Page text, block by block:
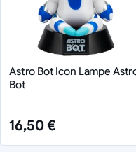
Astro Bot Icon Lampe
Bot
16,50 €